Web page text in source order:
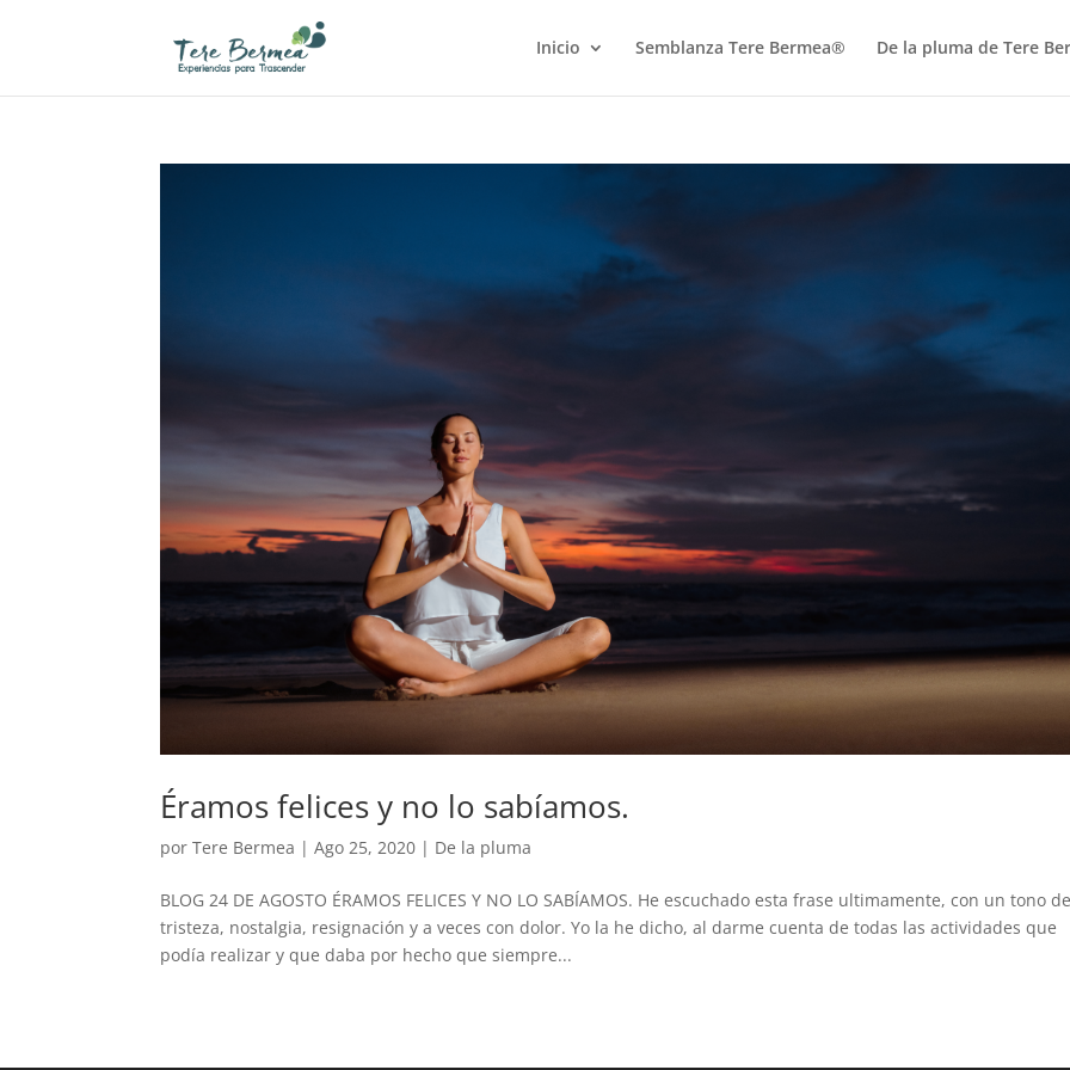
Inicio Semblanza Tere Bermea® De la pluma de Tere
Éramos felices y no lo sabíamos.
porTere Bermea |Ago 25, 2020 | De la pluma
BLOG 24 DE AGOSTO ÉRAMOS FELICES Y NO LO SABÍAMOS. He escuchado esta frase ultimamente, con un tono
tristeza, nostalgia, resignación y a veces con dolor. Yo la he dicho, al darme cuenta de todas las actividades que
podía realizar y que daba por hecho que siempre...